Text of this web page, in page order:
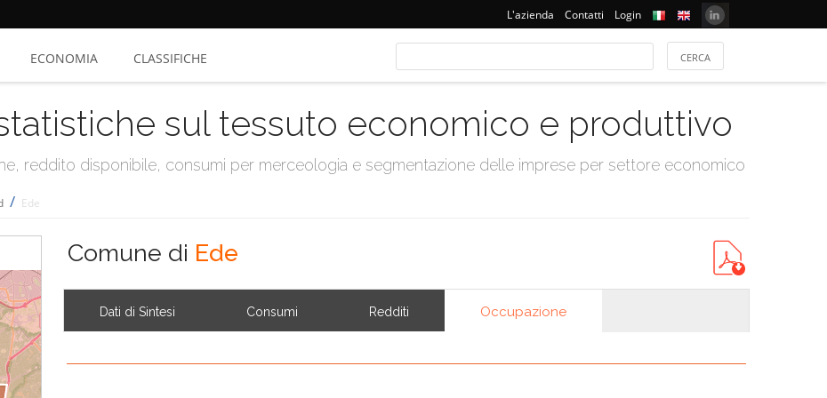
L'azienda Contatti Login
ECONOMIA CLASSIFICHE
sul tessuto economico e produttivo
reddito disponibile, consumi per merceologia e segmentazione delle imprese per settore economico
/ Ede
Comune di Ede
Dati di Sintesi Consumi Redditi Occupazione